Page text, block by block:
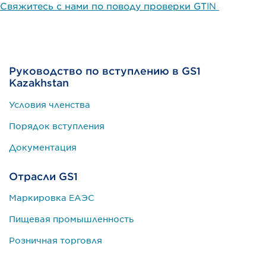
Свяжитесь с нами по поводу проверки GTIN
Руководство по вступлению в GS1
Kazakhstan
Условия членства
Порядок вступления
Документация
Отрасли GS1
Маркировка ЕАЭС
Пищевая промышленность
Розничная торговля